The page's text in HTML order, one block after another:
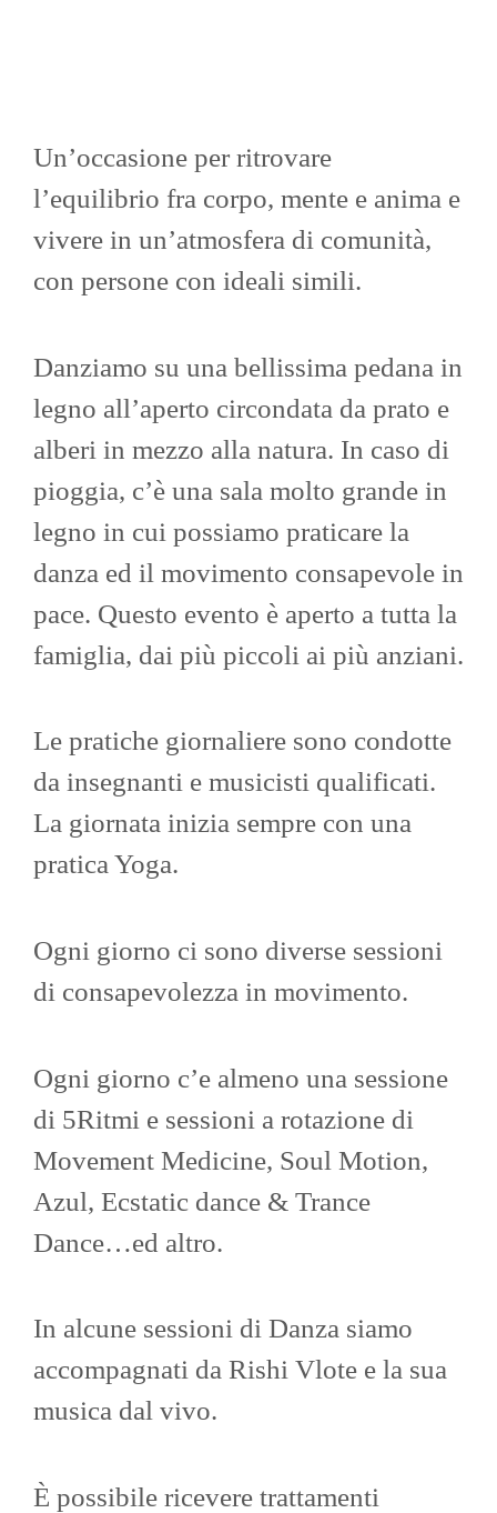
Un’occasione per ritrovare
l’equilibrio fra corpo, mente e anima e
vivere in un’atmosfera di comunità,
con persone con ideali simili.
Danziamo su una bellissima pedana in
legno all’aperto circondata da prato e
alberi in mezzo alla natura. In caso di
pioggia, c’è una sala molto grande in
legno in cui possiamo praticare la
danza ed il movimento consapevole in
pace. Questo evento è aperto a tutta la
famiglia, dai più piccoli ai più anziani.
Le pratiche giornaliere sono condotte
da insegnanti e musicisti qualificati.
La giornata inizia sempre con una
pratica Yoga.
Ogni giorno ci sono diverse sessioni
di consapevolezza in movimento.
Ogni giorno c’e almeno una sessione
di 5Ritmi e sessioni a rotazione di
Movement Medicine, Soul Motion,
Azul, Ecstatic dance & Trance
Dance…ed altro.
In alcune sessioni di Danza siamo
accompagnati da Rishi Vlote e la sua
musica dal vivo.
È possibile ricevere trattamenti